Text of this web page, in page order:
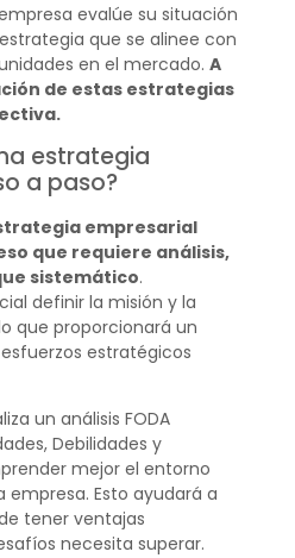
evalúe su situación
que se alinee con
en el mercado. A
de estas estrategias
estrategia
a paso?
empresarial
que requiere análisis,
sistemático.
definir la misión y la
que proporcionará un
estratégicos
un análisis FODA
Debilidades y
mejor el entorno
Esto ayudará a
tener ventajas
necesita superar.